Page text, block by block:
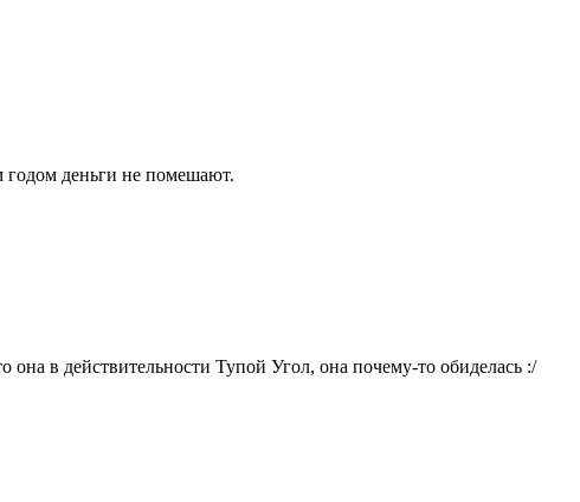
годом деньги не помешают.
в действительности Тупой Угол, она почему-то обиделась :/